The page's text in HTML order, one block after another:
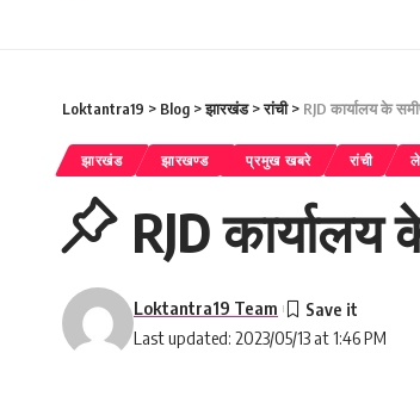
Loktantra19 > Blog >झारखंड>रांची> RJD कार्यालय के
झारखंड झारखण्ड प्रमुख खबरे रांची
RJD
Last updated: 2023/05/13 at 1:46 PM
Loktantra19 Team